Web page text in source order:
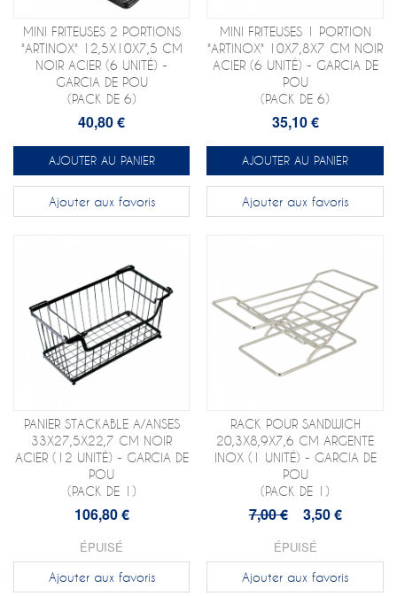
MINI FRITEUSES 2 PORTIONS
"ARTINOX" 12,5X10X7,5 CM
NOIR ACIER (6 UNITÉ) -
GARCIA DE POU
(PACK DE 6)
40,80 €
AJOUTER AU PANIER
Ajouter aux favoris
MINI FRITEUSES 1 PORTION
"ARTINOX" 10X7,8X7 CM NOIR
ACIER (6 UNITÉ) - GARCIA DE
POU
(PACK DE 6)
35,10 €
AJOUTER AU PANIER
Ajouter aux favoris
PANIER STACKABLE A/ANSES
33X27,5X22,7 CM NOIR
ACIER (12 UNITÉ) - GARCIA DE
POU
(PACK DE 1)
106,80 €
ÉPUISÉ
Ajouter aux favoris
RACK POUR SANDWICH
20,3X8,9X7,6 CM ARGENTE
INOX (1 UNITÉ) - GARCIA DE
POU
(PACK DE 1)
7,00 € 3,50 €
ÉPUISÉ
Ajouter aux favoris